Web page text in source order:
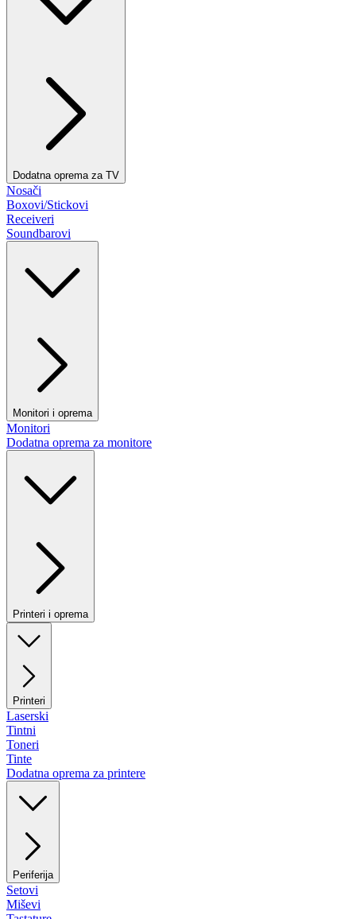
Dodatna oprema za TV
Nosači
Boxovi/Stickovi
Receiveri
Soundbarovi
Monitori i oprema
Monitori
Dodatna oprema za monitore
Printeri i oprema
Printeri
Laserski
Tintni
Toneri
Tinte
Dodatna oprema za printere
Periferija
Setovi
Miševi